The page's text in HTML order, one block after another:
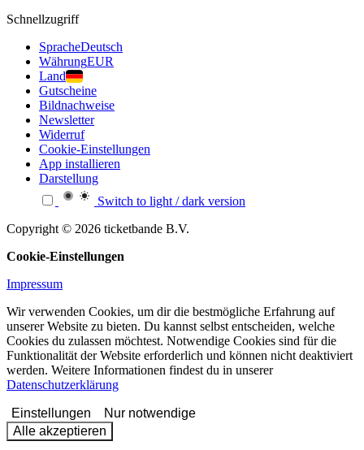
Schnellzugriff
SpracheDeutsch
WährungEUR
Land
Gutscheine
Bildnachweise
Newsletter
Widerruf
Cookie-Einstellungen
App installieren
Darstellung
Switch to light / dark version
Copyright © 2026 ticketbande B.V.
Cookie-Einstellungen
Impressum
Wir verwenden Cookies, um dir die bestmögliche Erfahrung auf
unserer Website zu bieten. Du kannst selbst entscheiden, welche
Cookies du zulassen möchtest. Notwendige Cookies sind für die
Funktionalität der Website erforderlich und können nicht deaktiviert
werden. Weitere Informationen findest du in unserer
Datenschutzerklärung
Einstellungen
Nur notwendige
Alle akzeptieren